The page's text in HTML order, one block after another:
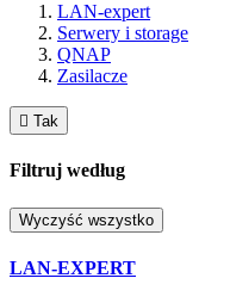
LAN-expert
Serwery i storage
QNAP
Zasilacze
 Tak
Filtruj według
Wyczyść wszystko
LAN-EXPERT